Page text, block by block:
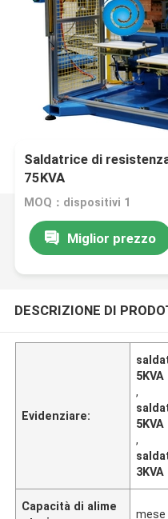
Saldatrice di
75KVA
MOQ：dispositivi 1
Miglior prezzo
DESCRIZIONE DI
Evidenziare:
5KVA
,
5KVA
,
3KVA
Capacità di alime
mese